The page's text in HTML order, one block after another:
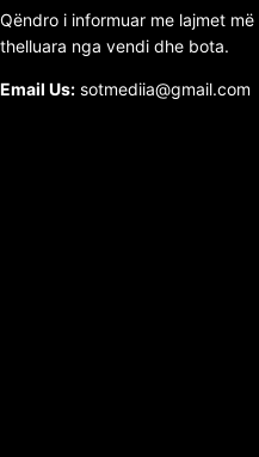
Qëndro i informuar me lajmet
thelluara nga vendi dhe bota.
Email Us: sotmediia@gmail.com